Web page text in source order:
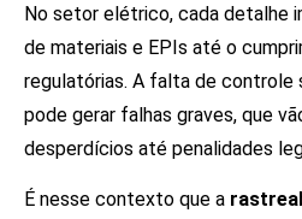
No setor elétrico, cada detalhe
de materiais e EPIs até o
regulatórias. A falta de controle
pode gerar falhas graves, que
desperdícios até penalidades
É nesse contexto que a